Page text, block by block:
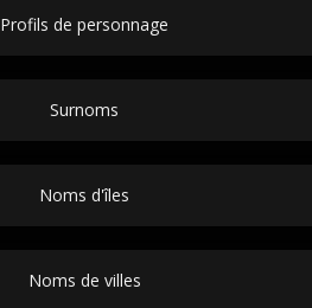
Profils de personnage
Surnoms
Noms d'îles
Noms de villes